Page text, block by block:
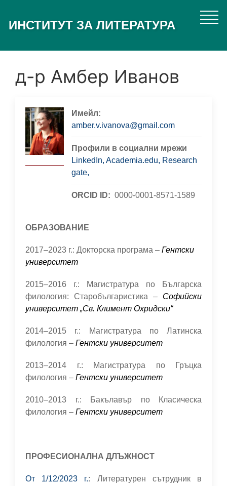
основното
ИНСТИТУТ ЗА ЛИТЕРАТУРА
д-р Амбер Иванов
Имейл
amber.v.ivanova@gmail.com
Профили в социални мрежи
LinkedIn, Academia.edu, Research
gate,
ORCID ID 0000-0001-8571-1589
ОБРАЗОВАНИЕ
2017–2023 г.: Докторска програма – Гентски
университет
2015–2016 г.: Mагистратура по Българска
филология: Старобългаристика – Софийски
университет „Св. Климент Охридски“
2014–2015 г.: Магистратура по Латинска
филология – Гентски университет
2013–2014 г.: Mагистратура по Гръцка
филология – Гентски университет
2010–2013 г.: Бакълавър по Класическа
филология – Гентски университет
ПРОФЕСИОНАЛНА ДЛЪЖНОСТ
От 1/12/2023 г.:
Литературен сътрудник в